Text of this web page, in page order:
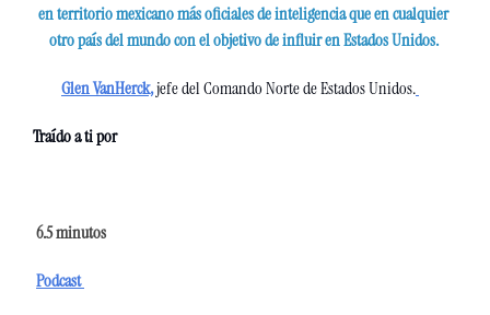
en territorio mexicano más oficiales de inteligencia que en cualquier
otro país del mundo con el objetivo de influir en Estados Unidos.
Glen VanHerck, jefe del Comando Norte de Estados Unidos.
Traído a ti por
6.5 minutos
Podcast